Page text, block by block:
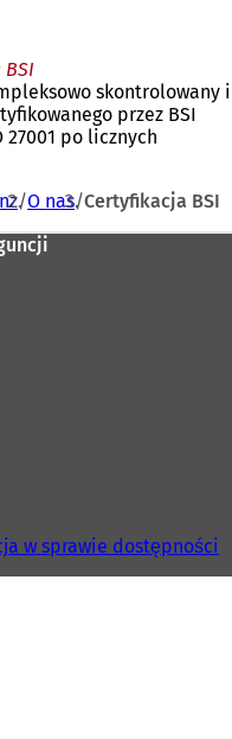
skontrolowany i
przez BSI
po licznych
O nas Certyfikacja BSI
w sprawie dostępności